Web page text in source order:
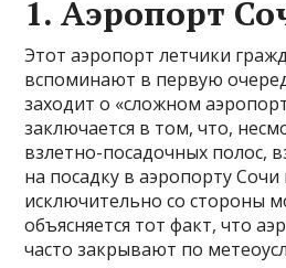
1. Аэропорт
Этот аэропорт летчики
вспоминают в первую
заходит о «сложном
заключается в том, что,
взлетно-посадочных полос,
на посадку в аэропорту
исключительно со стороны
объясняется тот факт, что
часто закрывают по